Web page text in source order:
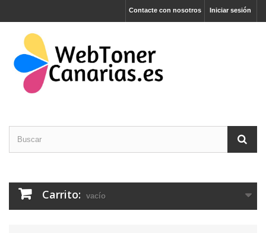
Iniciar sesión
Contacte con nosotros
Carrito: vacío